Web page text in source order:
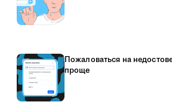
Пожаловаться на
проще